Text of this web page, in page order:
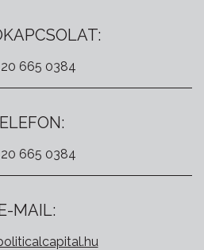
20 665 0384
20 665 0384
MAIL: